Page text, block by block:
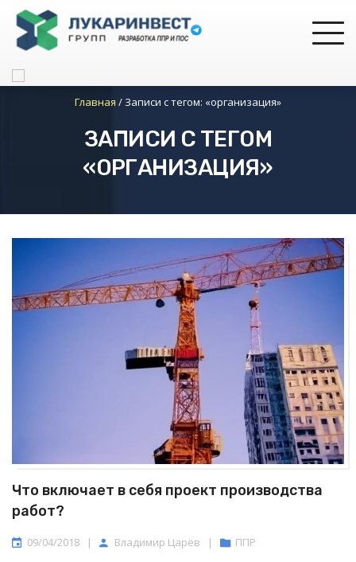
Главная / Записи с тегом: «организация»
ЗАПИСИ С ТЕГОМ
«ОРГАНИЗАЦИЯ»
Что включает в себя проект производства
работ?
09/04/2018 | Владимир Царёв | ППР